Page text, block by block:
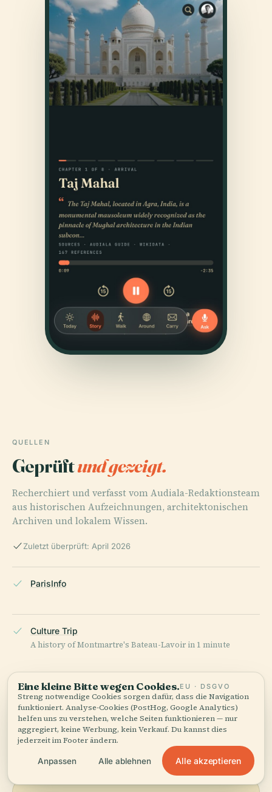
QUELLEN
Geprüftund gezeigt.
Recherchiert und verfasst vom Audiala-Redaktionsteam
aus historischen Aufzeichnungen, architektonischen
Archiven und lokalem Wissen.
Zuletzt überprüft: April 2026
ParisInfo
Culture Trip
A history of Montmartre's Bateau-Lavoir in 1 minute
Wikipedia — Place Émile Goudeau
ZULETZT ÜBERPRÜFT: APRIL 2026
Recherchiert aus Wikidata, Wikipedia und offiziellen Quellen
· faktengeprüft · Wie unsere Guides entstehen →
Eine kleine Bitte wegen Cookies.EU · DSGVO
Streng notwendige Cookies sorgen dafür, dass die Navigation
funktioniert. Analyse-Cookies (PostHog, Google Analytics)
helfen uns zu verstehen, welche Seiten funktionieren — nur
aggregiert, keine Werbung, kein Verkauf. Du kannst dies
jederzeit im Footer ändern.
Anpassen Alle ablehnen Alle akzeptieren